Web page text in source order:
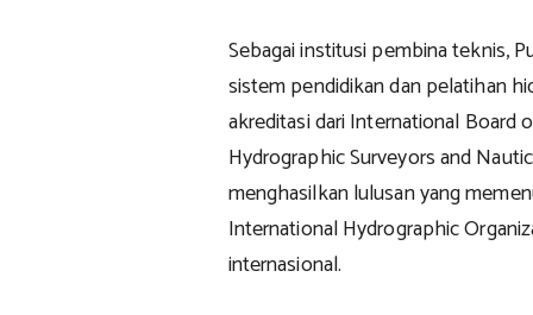
Sebagai institusi pembina teknis,
sistem pendidikan dan pelatihan
akreditasi dari International Board
Hydrographic Surveyors and
menghasilkan lulusan yang
International Hydrographic
internasional.